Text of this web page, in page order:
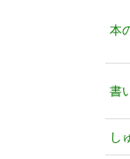
本
書
し